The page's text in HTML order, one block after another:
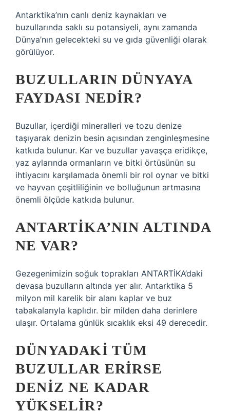
Antarktika’nın canlı deniz kaynakları ve
buzullarında saklı su potansiyeli, aynı zamanda
Dünya’nın gelecekteki su ve gıda güvenliği olarak
görülüyor.
BUZULLARIN DÜNYAYA
FAYDASI NEDIR?
Buzullar, içerdiği mineralleri ve tozu denize
taşıyarak denizin besin açısından zenginleşmesine
katkıda bulunur. Kar ve buzullar yavaşça eridikçe,
yaz aylarında ormanların ve bitki örtüsünün su
ihtiyacını karşılamada önemli bir rol oynar ve bitki
ve hayvan çeşitliliğinin ve bolluğunun artmasına
önemli ölçüde katkıda bulunur.
ANTARTIKA’NIN ALTINDA
NE VAR?
Gezegenimizin soğuk toprakları ANTARTİKA’daki
devasa buzulların altında yer alır. Antarktika 5
milyon mil karelik bir alanı kaplar ve buz
tabakalarıyla kaplıdır. bir milden daha derinlere
ulaşır. Ortalama günlük sıcaklık eksi 49 derecedir.
DÜNYADAKI TÜM
BUZULLAR ERIRSE
DENIZ NE KADAR
YÜKSELIR?